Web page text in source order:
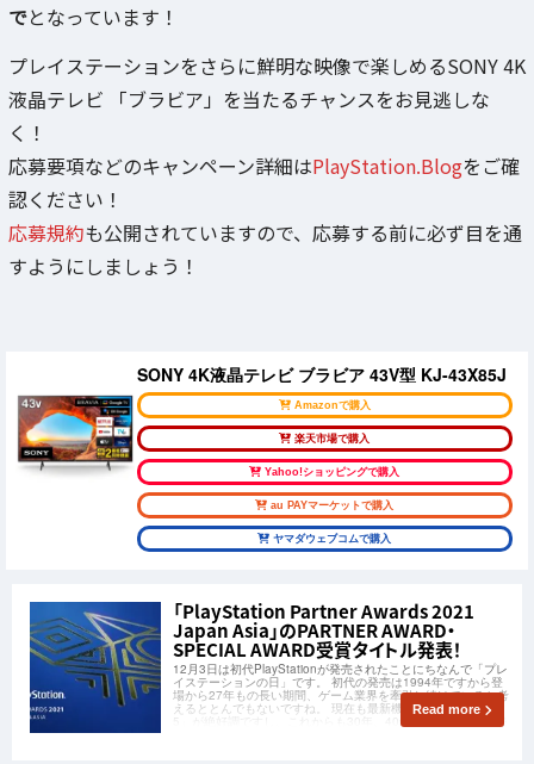
でとなっています！
プレイステーションをさらに鮮明な映像で楽しめるSONY 4K
液晶テレビ 「ブラビア」を当たるチャンスをお見逃しな
く！
応募要項などのキャンペーン詳細はPlayStation.Blogをご確
認ください！
応募規約も公開されていますので、応募する前に必ず目を通
すようにしましょう！
SONY 4K液晶テレビ ブラビア 43V型 KJ-43X85J
Amazonで購入
楽天市場で購入
Yahoo!ショッピングで購入
au PAYマーケットで購入
ヤマダウェブコムで購入
「PlayStation Partner Awards 2021
Japan Asia」のPARTNER AWARD・
SPECIAL AWARD受賞タイトル発表！
12月3日は初代PlayStationが発売されたことにちなんで「プレ
イステーションの日」です。 初代の発売は1994年ですから登
場から27年もの長い期間、ゲーム業界を牽引し続けていると考
えるととんでもないですね。 現在も最新機種「PlayStation
5」が絶好調ですし、これからも30年、40年とその快進撃は続
Read more